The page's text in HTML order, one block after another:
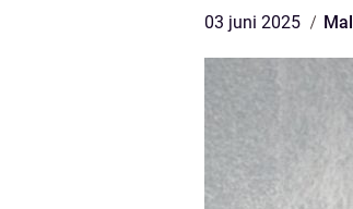
03 juni 2025